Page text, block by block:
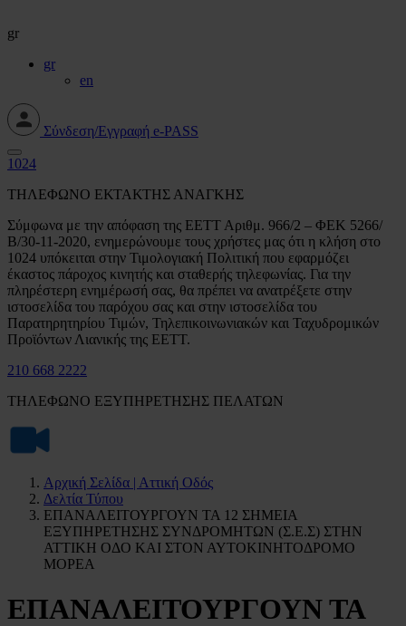
gr
gr
en
Σύνδεση/Εγγραφή e-PASS
1024
ΤΗΛΕΦΩΝΟ ΕΚΤΑΚΤΗΣ ΑΝΑΓΚΗΣ
Σύμφωνα με την απόφαση της ΕΕΤΤ Αριθμ. 966/2 – ΦΕΚ 5266/
Β/30-11-2020, ενημερώνουμε τους χρήστες μας ότι η κλήση στο
1024 υπόκειται στην Τιμολογιακή Πολιτική που εφαρμόζει
έκαστος πάροχος κινητής και σταθερής τηλεφωνίας. Για την
πληρέστερη ενημέρωσή σας, θα πρέπει να ανατρέξετε στην
ιστοσελίδα του παρόχου σας και στην ιστοσελίδα του
Παρατηρητηρίου Τιμών, Τηλεπικοινωνιακών και Ταχυδρομικών
Προϊόντων Λιανικής της ΕΕΤΤ.
210 668 2222
ΤΗΛΕΦΩΝΟ ΕΞΥΠΗΡΕΤΗΣΗΣ ΠΕΛΑΤΩΝ
Αρχική Σελίδα | Αττική Οδός
Δελτία Τύπου
ΕΠΑΝΑΛΕΙΤΟΥΡΓΟΥΝ ΤΑ 12 ΣΗΜΕΙΑ
ΕΞΥΠΗΡΕΤΗΣΗΣ ΣΥΝΔΡΟΜΗΤΩΝ (Σ.Ε.Σ) ΣΤΗΝ
ΑΤΤΙΚΗ ΟΔΟ ΚΑΙ ΣΤΟΝ ΑΥΤΟΚΙΝΗΤΟΔΡΟΜΟ
ΜΟΡΕΑ
ΕΠΑΝΑΛΕΙΤΟΥΡΓΟΥΝ ΤΑ